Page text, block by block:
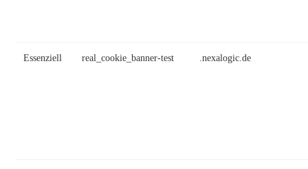
Essenziell real_cookie_banner-test .nexalogic.de